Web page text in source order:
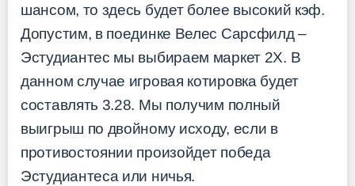
шансом, то здесь будет более высокий кэф.
Допустим, в поединке Велес Сарсфилд –
Эстудиантес мы выбираем маркет 2Х. В
данном случае игровая котировка будет
составлять 3.28. Мы получим полный
выигрыш по двойному исходу, если в
противостоянии произойдет победа
Эстудиантеса или ничья.